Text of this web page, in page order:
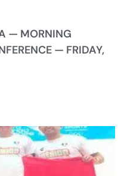
— MORNING
— FRIDAY,